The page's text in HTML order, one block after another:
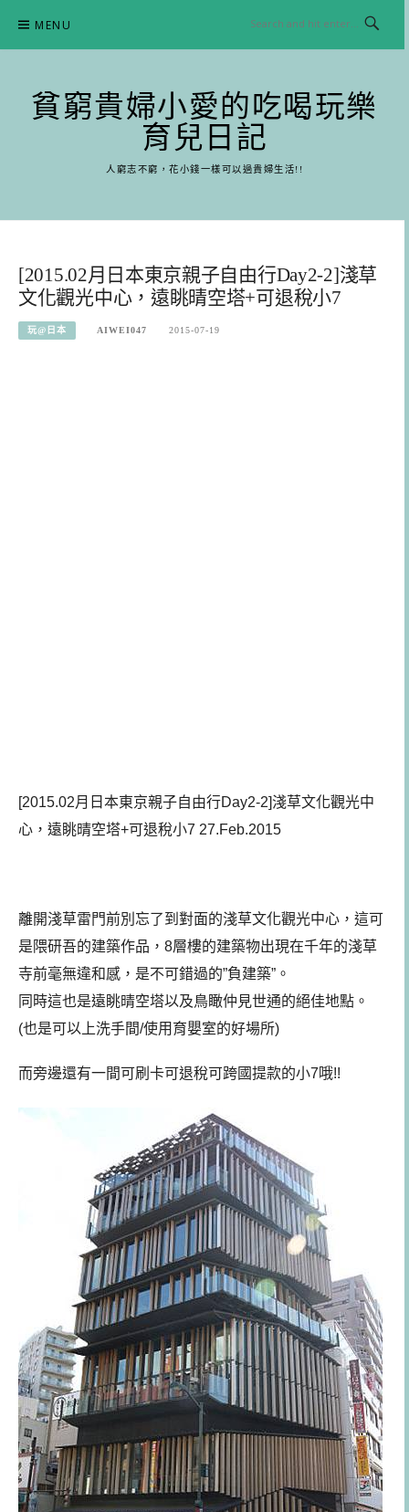
content
MENU
貧窮貴婦小愛的吃喝玩樂
育兒日記
人窮志不窮，花小錢一樣可以過貴婦生活!!
[2015.02月日本東京親子自由行Day2-2]淺草
文化觀光中心，遠眺晴空塔+可退稅小7
玩@日本 AIWEI047 2015-07-19
[2015.02月日本東京親子自由行Day2-2]淺草文化觀光中
心，遠眺晴空塔+可退稅小7 27.Feb.2015
離開淺草雷門前別忘了到對面的淺草文化觀光中心，這可
是隈研吾的建築作品，8層樓的建築物出現在千年的淺草
寺前毫無違和感，是不可錯過的”負建築”。
同時這也是遠眺晴空塔以及鳥瞰仲見世通的絕佳地點。
(也是可以上洗手間/使用育嬰室的好場所)
而旁邊還有一間可刷卡可退稅可跨國提款的小7哦!!